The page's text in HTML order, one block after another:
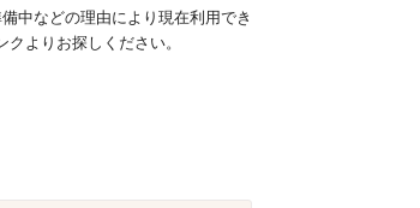
中などの理由により現在利用でき
よりお探しください。